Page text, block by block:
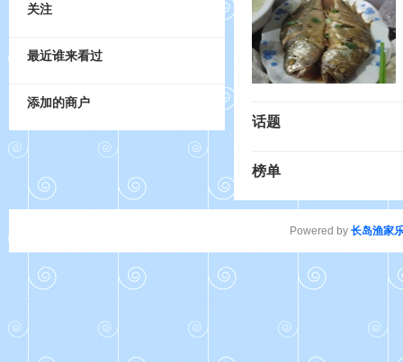
关注
最近谁来看过
添加的商户
话题
榜单
Powered by 长岛渔家